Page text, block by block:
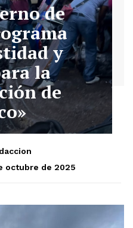
de
y
la
de
octubre de 2025